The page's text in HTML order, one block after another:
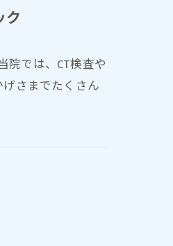
ク
院では、CT検査や
さまでたくさん